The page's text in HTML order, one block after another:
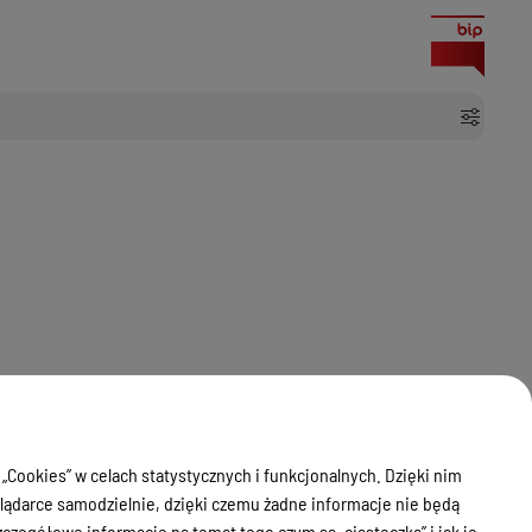
r. Prawo budowlane.
w celach statystycznych i funkcjonalnych. Dzięki nim
samodzielnie, dzięki czemu żadne informacje nie będą